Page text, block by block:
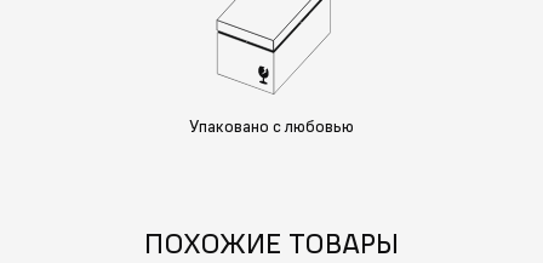
Упаковано с любовью
ПОХОЖИЕ ТОВАРЫ